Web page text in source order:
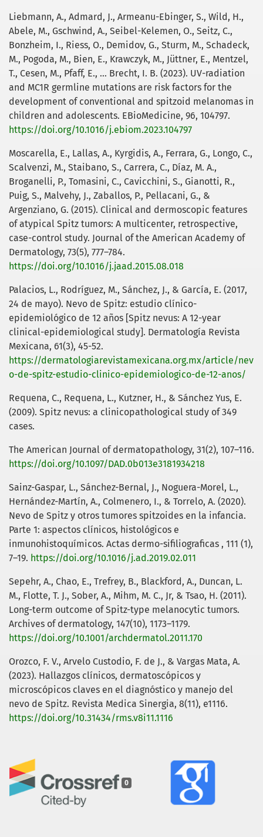
0
Liebmann, A., Admard, J., Armeanu-Ebinger, S., Wild, H.,
Abele, M., Gschwind, A., Seibel-Kelemen, O., Seitz, C.,
Bonzheim, I., Riess, O., Demidov, G., Sturm, M., Schadeck,
M., Pogoda, M., Bien, E., Krawczyk, M., Jüttner, E., Mentzel,
T., Cesen, M., Pfaff, E., … Brecht, I. B. (2023). UV-radiation
and MC1R germline mutations are risk factors for the
development of conventional and spitzoid melanomas in
children and adolescents. EBioMedicine, 96, 104797.
https://doi.org/10.1016/j.ebiom.2023.104797
Moscarella, E., Lallas, A., Kyrgidis, A., Ferrara, G., Longo, C.,
Scalvenzi, M., Staibano, S., Carrera, C., Díaz, M. A.,
Broganelli, P., Tomasini, C., Cavicchini, S., Gianotti, R.,
Puig, S., Malvehy, J., Zaballos, P., Pellacani, G., &
Argenziano, G. (2015). Clinical and dermoscopic features
of atypical Spitz tumors: A multicenter, retrospective,
case-control study. Journal of the American Academy of
Dermatology, 73(5), 777–784.
https://doi.org/10.1016/j.jaad.2015.08.018
Palacios, L., Rodríguez, M., Sánchez, J., & García, E. (2017,
24 de mayo). Nevo de Spitz: estudio clínico-
epidemiológico de 12 años [Spitz nevus: A 12-year
clinical-epidemiological study]. Dermatología Revista
Mexicana, 61(3), 45-52.
https://dermatologiarevistamexicana.org.mx/article/nev
o-de-spitz-estudio-clinico-epidemiologico-de-12-anos/
Requena, C., Requena, L., Kutzner, H., & Sánchez Yus, E.
(2009). Spitz nevus: a clinicopathological study of 349
cases.
The American Journal of dermatopathology, 31(2), 107–116.
https://doi.org/10.1097/DAD.0b013e3181934218
Sainz-Gaspar, L., Sánchez-Bernal, J., Noguera-Morel, L.,
Hernández-Martín, A., Colmenero, I., & Torrelo, A. (2020).
Nevo de Spitz y otros tumores spitzoides en la infancia.
Parte 1: aspectos clínicos, histológicos e
inmunohistoquímicos. Actas dermo-sifiliograficas , 111 (1),
7–19. https://doi.org/10.1016/j.ad.2019.02.011
Sepehr, A., Chao, E., Trefrey, B., Blackford, A., Duncan, L.
M., Flotte, T. J., Sober, A., Mihm, M. C., Jr, & Tsao, H. (2011).
Long-term outcome of Spitz-type melanocytic tumors.
Archives of dermatology, 147(10), 1173–1179.
https://doi.org/10.1001/archdermatol.2011.170
Orozco, F. V., Arvelo Custodio, F. de J., & Vargas Mata, A.
(2023). Hallazgos clínicos, dermatoscópicos y
microscópicos claves en el diagnóstico y manejo del
nevo de Spitz. Revista Medica Sinergia, 8(11), e1116.
https://doi.org/10.31434/rms.v8i11.1116